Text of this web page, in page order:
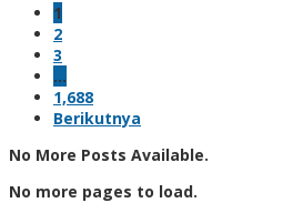
1
2
3
…
1,688
Berikutnya
No More Posts Available.
No more pages to load.